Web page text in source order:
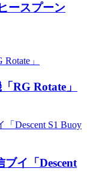
ースプーン
RG Rotate」
イ「Descent